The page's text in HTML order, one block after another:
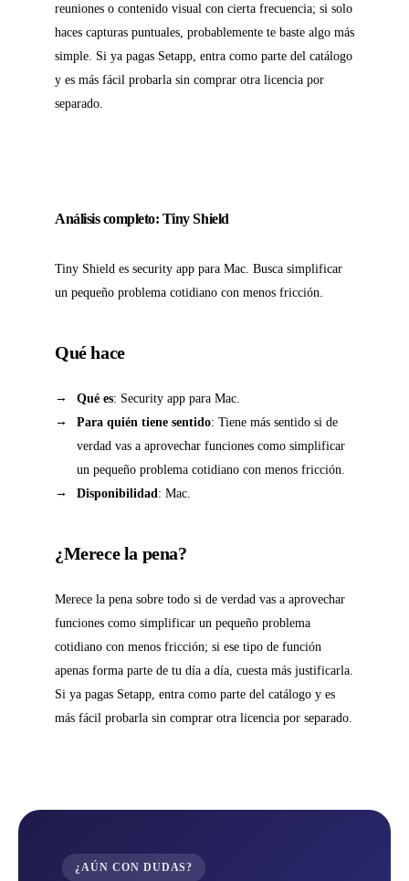
reuniones o contenido visual con cierta frecuencia; si solo
haces capturas puntuales, probablemente te baste algo más
simple. Si ya pagas Setapp, entra como parte del catálogo
y es más fácil probarla sin comprar otra licencia por
separado.
Análisis completo: Tiny Shield
Tiny Shield es security app para Mac. Busca simplificar
un pequeño problema cotidiano con menos fricción.
Qué hace
Qué es: Security app para Mac.
Para quién tiene sentido: Tiene más sentido si de
verdad vas a aprovechar funciones como simplificar
un pequeño problema cotidiano con menos fricción.
Disponibilidad: Mac.
¿Merece la pena?
Merece la pena sobre todo si de verdad vas a aprovechar
funciones como simplificar un pequeño problema
cotidiano con menos fricción; si ese tipo de función
apenas forma parte de tu día a día, cuesta más justificarla.
Si ya pagas Setapp, entra como parte del catálogo y es
más fácil probarla sin comprar otra licencia por separado.
¿AÚN CON DUDAS?